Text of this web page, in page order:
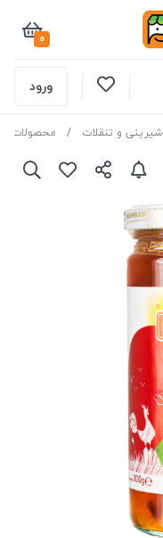
0
ورود
شیرینی و تنقلات محصولات